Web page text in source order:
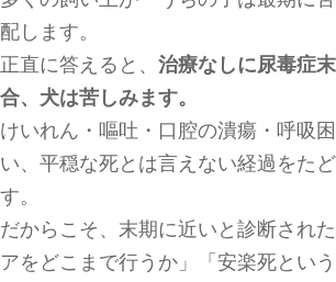
配します。
正直に答えると、 治療なしに尿毒症
合、犬は苦しみます。
けいれん・嘔吐・口腔の潰瘍・呼吸
い、平穏な死とは言えない経過をた
す。
だからこそ、末期に近いと診断され
アをどこまで行うか」「安楽死とい